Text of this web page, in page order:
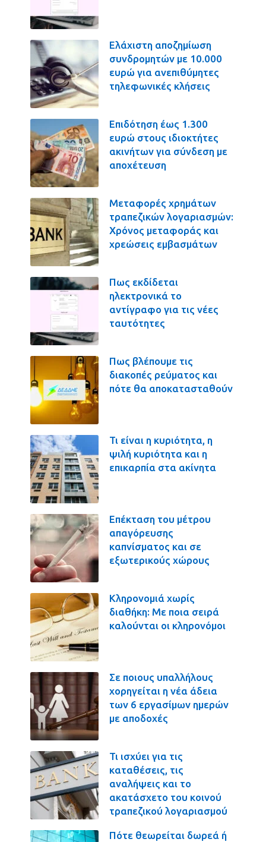
Ελάχιστη αποζημίωση
συνδρομητών με 10.000
ευρώ για ανεπιθύμητες
τηλεφωνικές κλήσεις
Επιδότηση έως 1.300
ευρώ στους ιδιοκτήτες
ακινήτων για σύνδεση με
αποχέτευση
Μεταφορές χρημάτων
τραπεζικών λογαριασμών:
Χρόνος μεταφοράς και
χρεώσεις εμβασμάτων
Πως εκδίδεται
ηλεκτρονικά το
αντίγραφο για τις νέες
ταυτότητες
Πως βλέπουμε τις
διακοπές ρεύματος και
πότε θα αποκατασταθούν
Τι είναι η κυριότητα, η
ψιλή κυριότητα και η
επικαρπία στα ακίνητα
Επέκταση του μέτρου
απαγόρευσης
καπνίσματος και σε
εξωτερικούς χώρους
Κληρονομιά χωρίς
διαθήκη: Με ποια σειρά
καλούνται οι κληρονόμοι
Σε ποιους υπαλλήλους
χορηγείται η νέα άδεια
των 6 εργασίμων ημερών
με αποδοχές
Τι ισχύει για τις
καταθέσεις, τις
αναλήψεις και το
ακατάσχετο του κοινού
τραπεζικού λογαριασμού
Πότε θεωρείται δωρεά ή